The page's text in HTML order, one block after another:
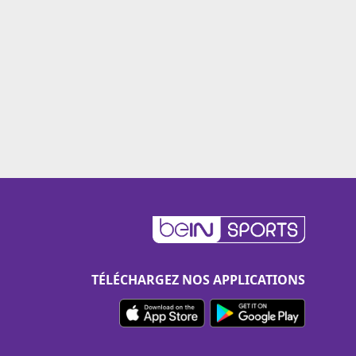
TÉLÉCHARGEZ NOS APPLICATIONS